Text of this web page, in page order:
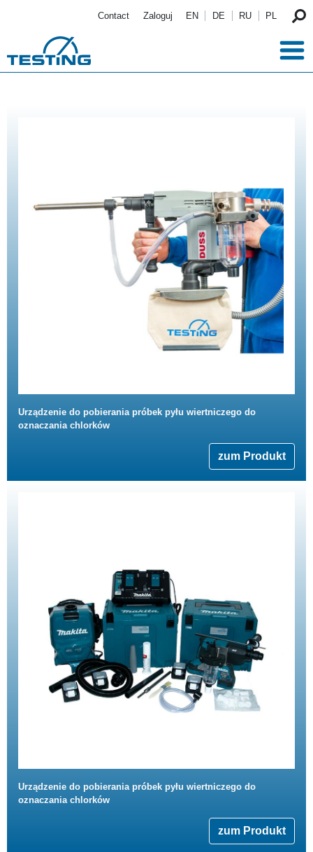
Contact Zaloguj EN DE RU PL
Urządzenie do pobierania próbek pyłu wiertniczego do
oznaczania chlorków
zum Produkt
Urządzenie do pobierania próbek pyłu wiertniczego do
oznaczania chlorków
zum Produkt